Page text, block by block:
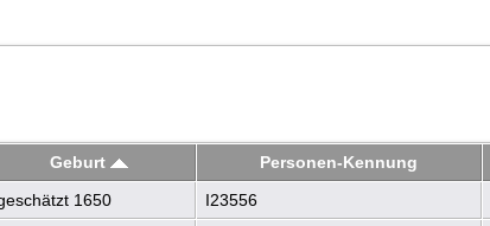
Geburt Personen-Kennung
1650 I23556